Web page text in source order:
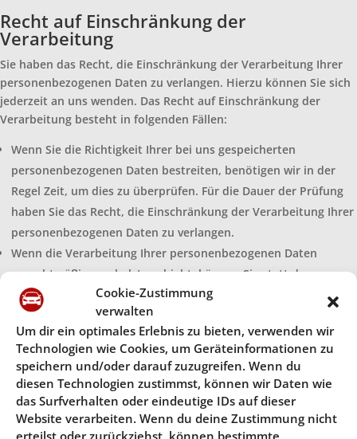
Cookie-Zustimmung
verwalten
Um dir ein optimales Erlebnis zu bieten, verwenden wir
Technologien wie Cookies, um Geräteinformationen zu
speichern und/oder darauf zuzugreifen. Wenn du
diesen Technologien zustimmst, können wir Daten wie
das Surfverhalten oder eindeutige IDs auf dieser
Website verarbeiten. Wenn du deine Zustimmung nicht
erteilst oder zurückziehst, können bestimmte
Recht auf Einschränkung der
Verarbeitung
Sie haben das Recht, die Einschränkung der Verarbeitung Ihrer
personenbezogenen Daten zu verlangen. Hierzu können Sie sich
jederzeit an uns wenden. Das Recht auf Einschränkung der
Verarbeitung besteht in folgenden Fällen:
Wenn Sie die Richtigkeit Ihrer bei uns gespeicherten
personenbezogenen Daten bestreiten, benötigen wir in der
Regel Zeit, um dies zu überprüfen. Für die Dauer der Prüfung
haben Sie das Recht, die Einschränkung der Verarbeitung Ihrer
personenbezogenen Daten zu verlangen.
Wenn die Verarbeitung Ihrer personenbezogenen Daten
unrechtmäßig geschah/geschieht, können Sie statt der
Löschung die Einschränkung der Datenverarbeitung verlangen.
Wenn wir Ihre personenbezogenen Daten nicht mehr
benötigen, Sie sie jedoch zur Ausübung, Verteidigung oder
Geltendmachung von Rechtsansprüchen benötigen, haben Sie
das Recht, statt der Löschung die Einschränkung der
Verarbeitung Ihrer personenbezogenen Daten zu verlangen.
Wenn Sie einen Widerspruch nach Art. 21 Abs. 1 DSGVO